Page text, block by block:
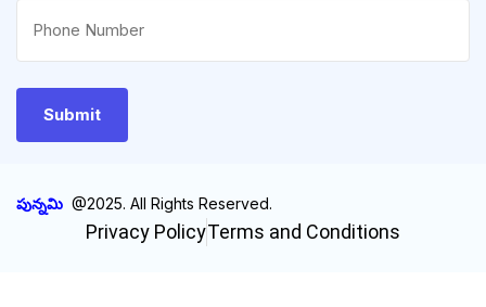
పున్నమి @2025. All Rights Reserved.
Privacy PolicyTerms and Conditions